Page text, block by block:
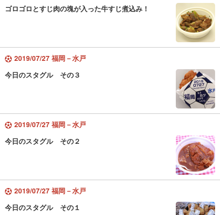
ゴロゴロとすじ肉の塊が入った牛すじ煮込み！
2019/07/27 福岡－水戸
今日のスタグル その３
2019/07/27 福岡－水戸
今日のスタグル その２
2019/07/27 福岡－水戸
今日のスタグル その１